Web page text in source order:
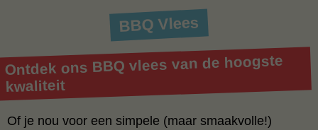
BBQ Vlees
Ontdek ons BBQ vlees van de hoogste
kwaliteit
Of je nou voor een simpele (maar smaakvolle!)